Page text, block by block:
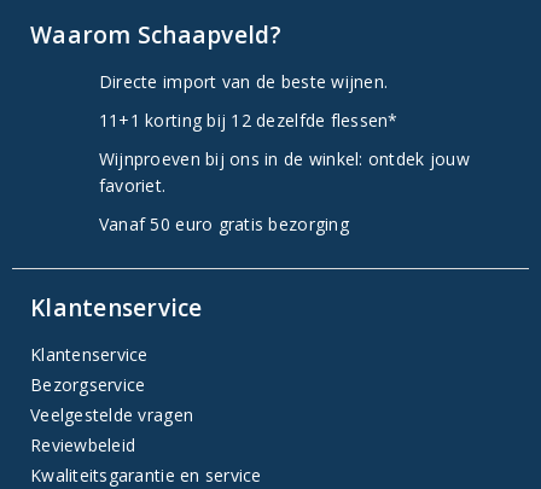
Waarom Schaapveld?
Directe import van de beste wijnen.
11+1 korting bij 12 dezelfde flessen*
Wijnproeven bij ons in de winkel: ontdek jouw
favoriet.
Vanaf 50 euro gratis bezorging
Klantenservice
Klantenservice
Bezorgservice
Veelgestelde vragen
Reviewbeleid
Kwaliteitsgarantie en service